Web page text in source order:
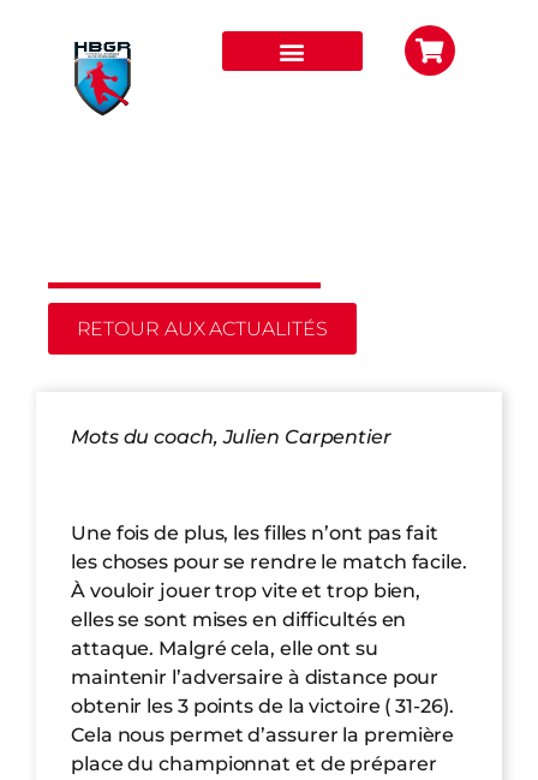
RETOUR AUX ACTUALITÉS
Mots du coach, Julien Carpentier
Une fois de plus, les filles n’ont pas fait
les choses pour se rendre le match facile.
À vouloir jouer trop vite et trop bien,
elles se sont mises en difficultés en
attaque. Malgré cela, elle ont su
maintenir l’adversaire à distance pour
obtenir les 3 points de la victoire ( 31-26).
Cela nous permet d’assurer la première
place du championnat et de préparer